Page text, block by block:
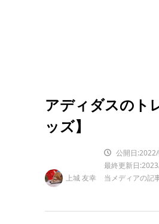
アディダスのト
ッズ】
上城 友幸
公開日
最終更新日
当メディアの記